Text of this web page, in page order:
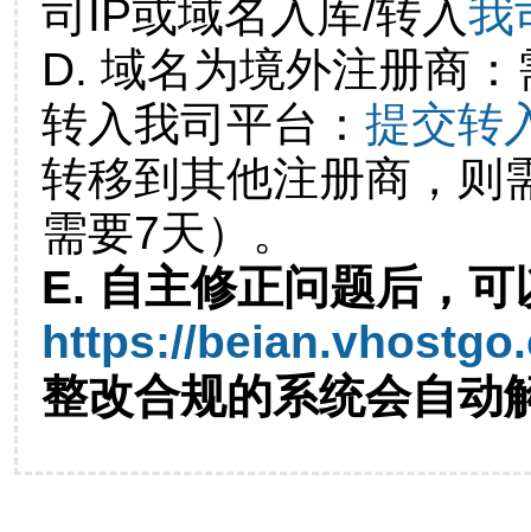
司IP或域名入库/转入我
D. 域名为境外注册商
转入我司平台： 提交转
转移到其他注册商，则
需要7天）。
E. 自主修正问题后，可
https://
整改合规的系统会自动